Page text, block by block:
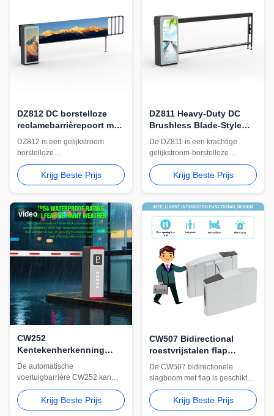
DZ812 DC borstelloze
reclamebarrièrepoort met
stofframe
DZ812 is een gelijkstroom
borstelloze
reclamebarrièrepoort met een
stoffen frame, een motor van
150 W, een instelbare snelheid
3580-4780 mm, vervangbare
reclamedisplays, instelbare
obstakelterugslag en optionele
uitschakelarmheffing.
Krijg Beste Prijs
DZ811 Heavy-Duty DC
Brushless Blade-Style
Advertising Barrier Gate
De DZ811 is een krachtige
gelijkstroom-borstelloze
reclamebarrièrepoort met blad,
een motor van 200 W, instelbare
snelheid van 3-6 s, armopties
obstakelterugslag, vertraagde
sluiting en optionele
supercondensator-
uitschakelarmheffing.
Krijg Beste Prijs
video
CW252
Kentekenherkenning
Parkeerslagboomsysteem
De automatische
voertuigbarrière CW252 kan
worden geïntegreerd met
kentekenherkenning,
parkeerbeheer en RFID-
Krijg Beste Prijs
CW507 Bidirectional
roestvrijstalen flap
barrièrepoort voor
toegang tot luchthavens
De CW507 bidirectionele
slagboom met flap is geschikt
voor luchthavens, datacentra en
beveiligde openbare ingangen.
Roestvrijstalen constructie en
Krijg Beste Prijs